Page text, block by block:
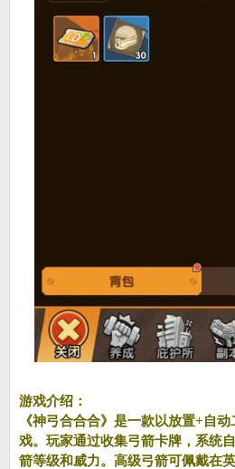
游戏介绍：
《神弓合合合》是一款以放置+自
戏。玩家通过收集弓箭卡牌，系统
箭等级和威力。高级弓箭可佩戴在